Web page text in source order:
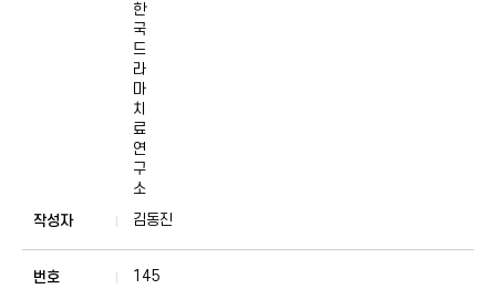
한
국
드
라
마
치
료
연
구
소
김동진
145